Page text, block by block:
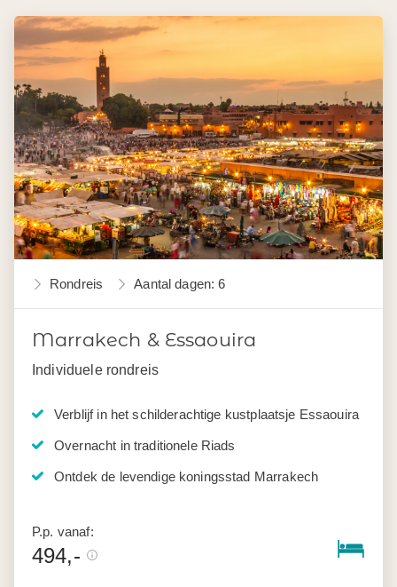
Rondreis Aantal dagen: 6
Marrakech & Essaouira
Individuele rondreis
Verblijf in het schilderachtige kustplaatsje Essaouira
Overnacht in traditionele Riads
Ontdek de levendige koningsstad Marrakech
P.p. vanaf:
494,-